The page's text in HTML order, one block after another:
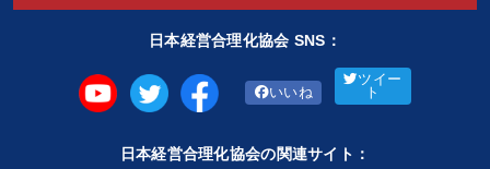
日本経営合理化協会 SNS：
いいね
ツイー
ト
日本経営合理化協会の関連サイト：